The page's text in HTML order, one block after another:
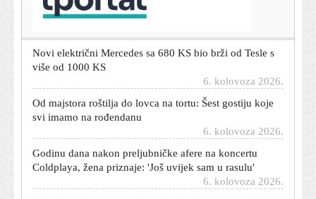
zapravo najopasnija stvar za djecu na plaži
Novi električni Mercedes sa 680 KS bio brži od Tesle s
više od 1000 KS
Od majstora roštilja do lovca na tortu: Šest gostiju koje
svi imamo na rođendanu
Godinu dana nakon preljubničke afere na koncertu
Coldplaya, žena priznaje: 'Još uvijek sam u rasulu'
6. kolovoza 2026.
Meksički karteli ubili slavnog influencera: Otvorili